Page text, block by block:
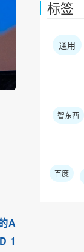
标签
通用
智东西
百度
A
1